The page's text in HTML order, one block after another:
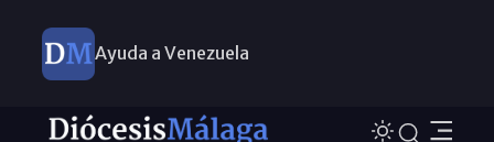
Ayuda a Venezuela